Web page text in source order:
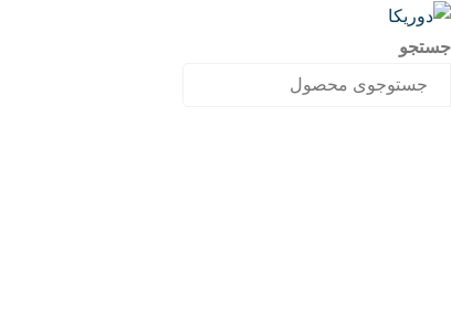
جستجو